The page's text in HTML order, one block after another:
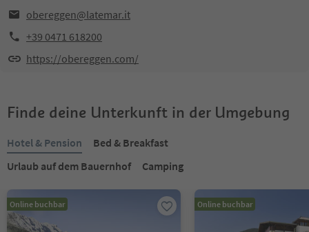
obereggen@latemar.it
+39 0471 618200
https://obereggen.com/
Finde deine Unterkunft in der Umgebung
Hotel & Pension
Bed & Breakfast
Urlaub auf dem Bauernhof
Camping
Online buchbar Online buchbar